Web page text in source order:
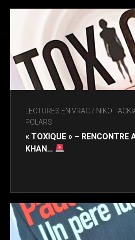
LECTURES EN VRAC / NIKO
POLARS
« TOXIQUE » – RENCONTRE
KHAN…